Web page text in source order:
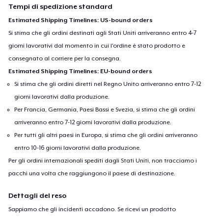
Tempi di spedizione standard
Estimated Shipping Timelines: US-bound orders
Si stima che gli ordini destinati agli Stati Uniti arriveranno entro 4-7
giorni lavorativi dal momento in cui l'ordine è stato prodotto e
consegnato al corriere per la consegna.
Estimated Shipping Timelines: EU-bound orders
Si stima che gli ordini diretti nel Regno Unito arriveranno entro 7-12
giorni lavorativi dalla produzione.
Per Francia, Germania, Paesi Bassi e Svezia, si stima che gli ordini
arriveranno entro 7-12 giorni lavorativi dalla produzione.
Per tutti gli altri paesi in Europa, si stima che gli ordini arriveranno
entro 10-16 giorni lavorativi dalla produzione.
Per gli ordini internazionali spediti dagli Stati Uniti, non tracciamo i
pacchi una volta che raggiungono il paese di destinazione.
Dettagli del reso
Sappiamo che gli incidenti accadono. Se ricevi un prodotto